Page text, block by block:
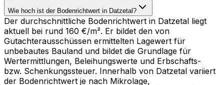
Wie hoch ist der Bodenrichtwert in Datzetal?
Der durchschnittliche Bodenrichtwert in Datzetal liegt
aktuell bei rund 160 €/m². Er bildet den von
Gutachterausschüssen ermittelten Lagewert für
unbebautes Bauland und bildet die Grundlage für
Wertermittlungen, Beleihungswerte und Erbschafts-
bzw. Schenkungssteuer. Innerhalb von Datzetal variiert
der Bodenrichtwert je nach Mikrolage,